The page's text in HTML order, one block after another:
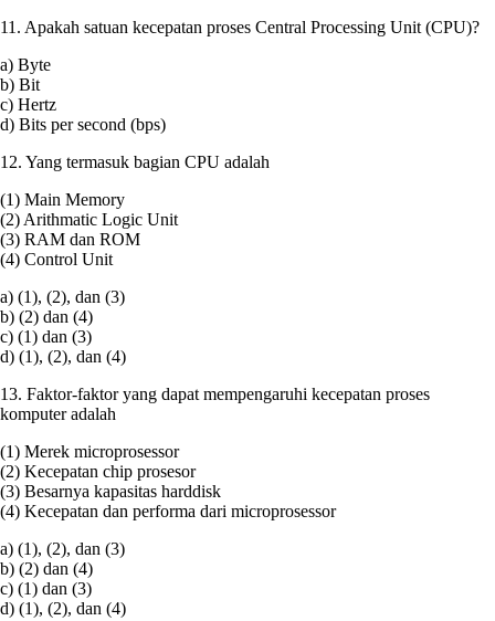
11. Apakah satuan kecepatan proses Central Processing Unit (CPU)?
a) Byte
b) Bit
c) Hertz
d) Bits per second (bps)
12. Yang termasuk bagian CPU adalah
(1) Main Memory
(2) Arithmatic Logic Unit
(3) RAM dan ROM
(4) Control Unit
a) (1), (2), dan (3)
b) (2) dan (4)
c) (1) dan (3)
d) (1), (2), dan (4)
13. Faktor-faktor yang dapat mempengaruhi kecepatan proses
komputer adalah
(1) Merek microprosessor
(2) Kecepatan chip prosesor
(3) Besarnya kapasitas harddisk
(4) Kecepatan dan performa dari microprosessor
a) (1), (2), dan (3)
b) (2) dan (4)
c) (1) dan (3)
d) (1), (2), dan (4)